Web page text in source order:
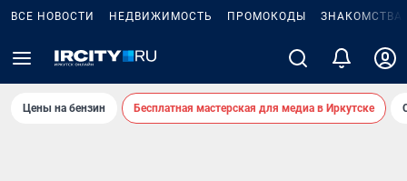
ВСЕ НОВОСТИ НЕДВИЖИМОСТЬ ПРОМОКОДЫ ЗНАКОМСТВА
Цены на бензин Бесплатная мастерская для медиа в Иркутске